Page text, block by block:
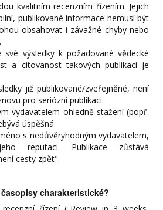
kvalitním recenzním řízením. Jejich
publikované informace nemusí být
obsahovat i závažné chyby nebo
své výsledky k požadované vědecké
a citovanost takových publikací je
již publikované/zveřejněné, není
pro seriózní publikaci.
vydavatelem ohledně stažení (popř.
úspěšná.
s nedůvěryhodným vydavatelem,
reputaci. Publikace zůstává
cesty zpět".
charakteristické?